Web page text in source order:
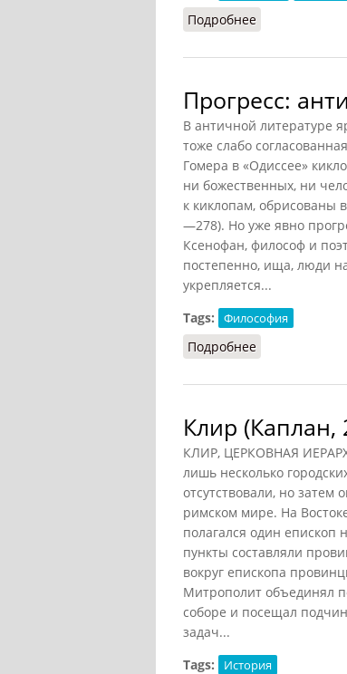
Подробнее
Прогресс:
В античной литературе
тоже слабо
Гомера в «Одиссее»
ни божественных, ни
к киклопам, обрисованы
—278). Но уже явно
Ксенофан, философ и
постепенно, ища, люди
укрепляется...
Tags:
Философия
Подробнее
Клир (Каплан,
КЛИР, ЦЕРКОВНАЯ
лишь несколько
отсутствовали, но
римском мире. На
полагался один епископ
пункты составляли
вокруг епископа
Митрополит объединял
соборе и посещал
задач...
Tags:
История